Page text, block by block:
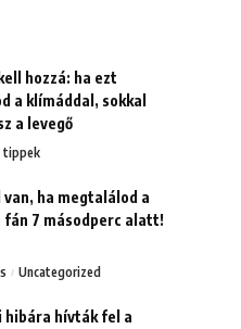
hozzá: ha ezt
a klímáddal, sokkal
a levegő
tippek
van, ha megtalálod a
fán 7 másodperc alatt!
Uncategorized
hibára hívták fel a